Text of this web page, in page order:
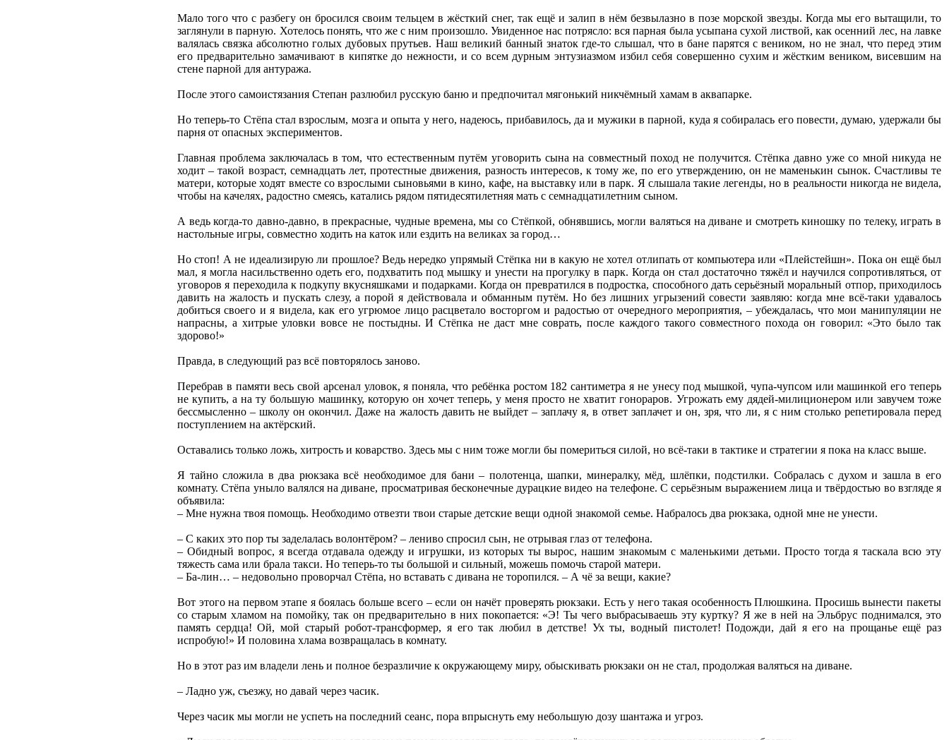
Мало того что с разбегу он бросился своим тельцем в жёсткий снег, так ещё и залип в нём безвылазно в позе морской звезды. Когда мы его вытащили, то
заглянули в парную. Хотелось понять, что же с ним произошло. Увиденное нас потрясло: вся парная была усыпана сухой листвой, как осенний лес, на лавке
валялась связка абсолютно голых дубовых прутьев. Наш великий банный знаток где-то слышал, что в бане парятся с веником, но не знал, что перед этим
его предварительно замачивают в кипятке до нежности, и со всем дурным энтузиазмом избил себя совершенно сухим и жёстким веником, висевшим на
стене парной для антуража.
После этого самоистязания Степан разлюбил русскую баню и предпочитал мягонький никчёмный хамам в аквапарке.
Но теперь-то Стёпа стал взрослым, мозга и опыта у него, надеюсь, прибавилось, да и мужики в парной, куда я собиралась его повести, думаю, удержали бы
парня от опасных экспериментов.
Главная проблема заключалась в том, что естественным путём уговорить сына на совместный поход не получится. Стёпка давно уже со мной никуда не
ходит – такой возраст, семнадцать лет, протестные движения, разность интересов, к тому же, по его утверждению, он не маменькин сынок. Счастливы те
матери, которые ходят вместе со взрослыми сыновьями в кино, кафе, на выставку или в парк. Я слышала такие легенды, но в реальности никогда не видела,
чтобы на качелях, радостно смеясь, катались рядом пятидесятилетняя мать с семнадцатилетним сыном.
А ведь когда-то давно-давно, в прекрасные, чудные времена, мы со Стёпкой, обнявшись, могли валяться на диване и смотреть киношку по телеку, играть в
настольные игры, совместно ходить на каток или ездить на великах за город…
Но стоп! А не идеализирую ли прошлое? Ведь нередко упрямый Стёпка ни в какую не хотел отлипать от компьютера или «Плейстейшн». Пока он ещё был
мал, я могла насильственно одеть его, подхватить под мышку и унести на прогулку в парк. Когда он стал достаточно тяжёл и научился сопротивляться, от
уговоров я переходила к подкупу вкусняшками и подарками. Когда он превратился в подростка, способного дать серьёзный моральный отпор, приходилось
давить на жалость и пускать слезу, а порой я действовала и обманным путём. Но без лишних угрызений совести заявляю: когда мне всё-таки удавалось
добиться своего и я видела, как его угрюмое лицо расцветало восторгом и радостью от очередного мероприятия, – убеждалась, что мои манипуляции не
напрасны, а хитрые уловки вовсе не постыдны. И Стёпка не даст мне соврать, после каждого такого совместного похода он говорил: «Это было так
здорово!»
Правда, в следующий раз всё повторялось заново.
Перебрав в памяти весь свой арсенал уловок, я поняла, что ребёнка ростом 182 сантиметра я не унесу под мышкой, чупа-чупсом или машинкой его теперь
не купить, а на ту большую машинку, которую он хочет теперь, у меня просто не хватит гонораров. Угрожать ему дядей-милиционером или завучем тоже
бессмысленно – школу он окончил. Даже на жалость давить не выйдет – заплачу я, в ответ заплачет и он, зря, что ли, я с ним столько репетировала перед
поступлением на актёрский.
Оставались только ложь, хитрость и коварство. Здесь мы с ним тоже могли бы помериться силой, но всё-таки в тактике и стратегии я пока на класс выше.
Я тайно сложила в два рюкзака всё необходимое для бани – полотенца, шапки, минералку, мёд, шлёпки, подстилки. Собралась с духом и зашла в его
комнату. Стёпа уныло валялся на диване, просматривая бесконечные дурацкие видео на телефоне. С серьёзным выражением лица и твёрдостью во взгляде я
объявила:
– Мне нужна твоя помощь. Необходимо отвезти твои старые детские вещи одной знакомой семье. Набралось два рюкзака, одной мне не унести.
– С каких это пор ты заделалась волонтёром? – лениво спросил сын, не отрывая глаз от телефона.
– Обидный вопрос, я всегда отдавала одежду и игрушки, из которых ты вырос, нашим знакомым с маленькими детьми. Просто тогда я таскала всю эту
тяжесть сама или брала такси. Но теперь-то ты большой и сильный, можешь помочь старой матери.
– Ба-лин… – недовольно проворчал Стёпа, но вставать с дивана не торопился. – А чё за вещи, какие?
Вот этого на первом этапе я боялась больше всего – если он начёт проверять рюкзаки. Есть у него такая особенность Плюшкина. Просишь вынести пакеты
со старым хламом на помойку, так он предварительно в них покопается: «Э! Ты чего выбрасываешь эту куртку? Я же в ней на Эльбрус поднимался, это
память сердца! Ой, мой старый робот-трансформер, я его так любил в детстве! Ух ты, водный пистолет! Подожди, дай я его на прощанье ещё раз
испробую!» И половина хлама возвращалась в комнату.
Но в этот раз им владели лень и полное безразличие к окружающему миру, обыскивать рюкзаки он не стал, продолжая валяться на диване.
– Ладно уж, съезжу, но давай через часик.
Через часик мы могли не успеть на последний сеанс, пора впрыснуть ему небольшую дозу шантажа и угроз.